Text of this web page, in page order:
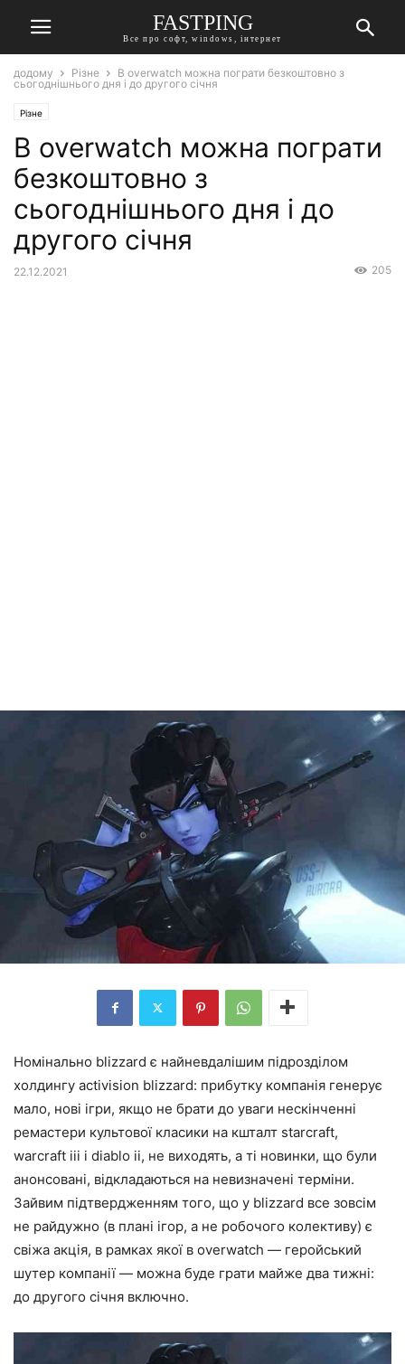
FASTPING
Все про софт, windows, інтернет
додому Різне
В overwatch можна пограти безкоштовно з
сьогоднішнього дня і до другого січня
Різне
В overwatch можна пограти
безкоштовно з
сьогоднішнього дня і до
другого січня
22.12.2021 205
Номінально blizzard є найневдалішим підрозділом
холдингу activision blizzard: прибутку компанія генерує
мало, нові ігри, якщо не брати до уваги нескінченні
ремастери культової класики на кшталт starcraft,
warcraft iii і diablo ii, не виходять, а ті новинки, що були
анонсовані, відкладаються на невизначені терміни.
Зайвим підтвердженням того, що у blizzard все зовсім
не райдужно (в плані ігор, а не робочого колективу) є
свіжа акція, в рамках якої в overwatch — геройський
шутер компанії — можна буде грати майже два тижні:
до другого січня включно.